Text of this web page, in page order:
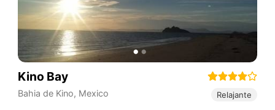
Kino Bay
Bahia de Kino, Mexico Relajante